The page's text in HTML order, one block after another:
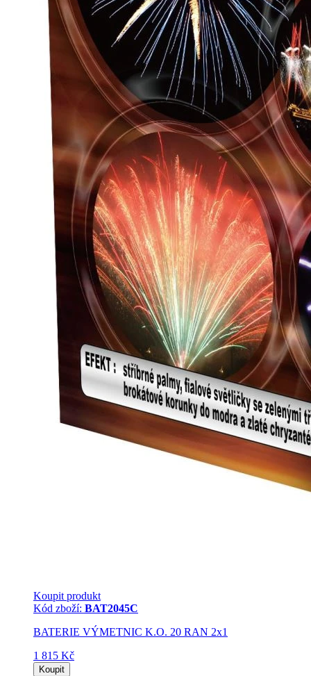
Koupit produkt
Kód zboží: BAT2045C
BATERIE VÝMETNIC K.O. 20 RAN 2x1
1 815 Kč
Koupit